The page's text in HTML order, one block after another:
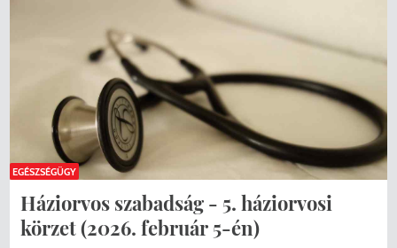
Háziorvos szabadság - 5. háziorvosi
körzet (2026. február 5-én)
EGÉSZSÉGÜGY
KERESÉS